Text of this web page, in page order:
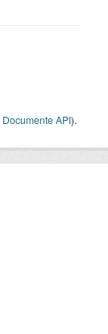
Documente API).